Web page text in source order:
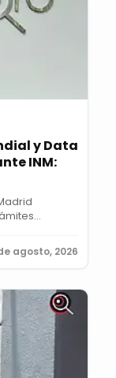
y Data
INM:
agosto, 2026